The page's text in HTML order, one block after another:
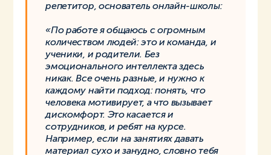
репетитор, основатель онлайн-школы:
«По работе я общаюсь с огромным
количеством людей: это и команда, и
ученики, и родители. Без
эмоционального интеллекта здесь
никак. Все очень разные, и нужно к
каждому найти подход: понять, что
человека мотивирует, а что вызывает
дискомфорт. Это касается и
сотрудников, и ребят на курсе.
Например, если на занятиях давать
материал сухо и занудно, словно тебя